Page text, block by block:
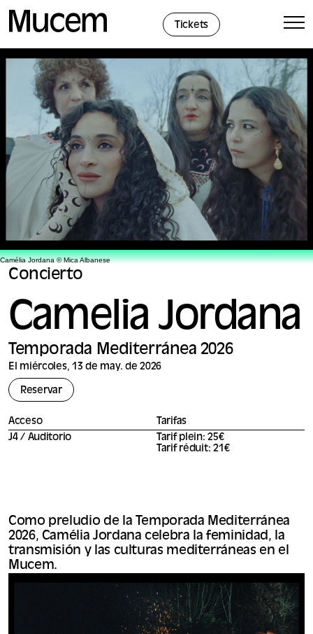
Tickets
Camélia Jordana © Mica Albanese
Concierto
Camelia Jordana
Temporada Mediterránea 2026
El miércoles, 13 de may. de 2026
Reservar
Acceso
J4 / Auditorio
Tarifas
Tarif plein: 25€
Tarif réduit: 21€
Como preludio de la Temporada Mediterránea
2026, Camélia Jordana celebra la feminidad, la
transmisión y las culturas mediterráneas en el
Mucem.